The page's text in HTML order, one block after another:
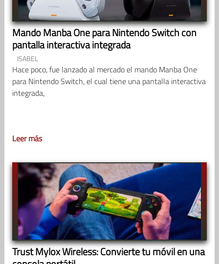
Mando Manba One para Nintendo Switch con
pantalla interactiva integrada
ISABEL
Hace poco, fue lanzado al mercado el mando Manba One
para Nintendo Switch, el cual tiene una pantalla interactiva
integrada,
Leer más
Trust Mylox Wireless: Convierte tu móvil en una